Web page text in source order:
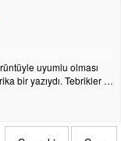
uyumlu olması
bir yazıydı. Tebrikler …